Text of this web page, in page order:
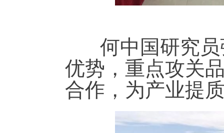
何中国研究员
优势，重点攻关
合作，为产业提